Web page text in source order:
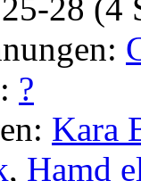
28 (4
?
Kara
, Hamd